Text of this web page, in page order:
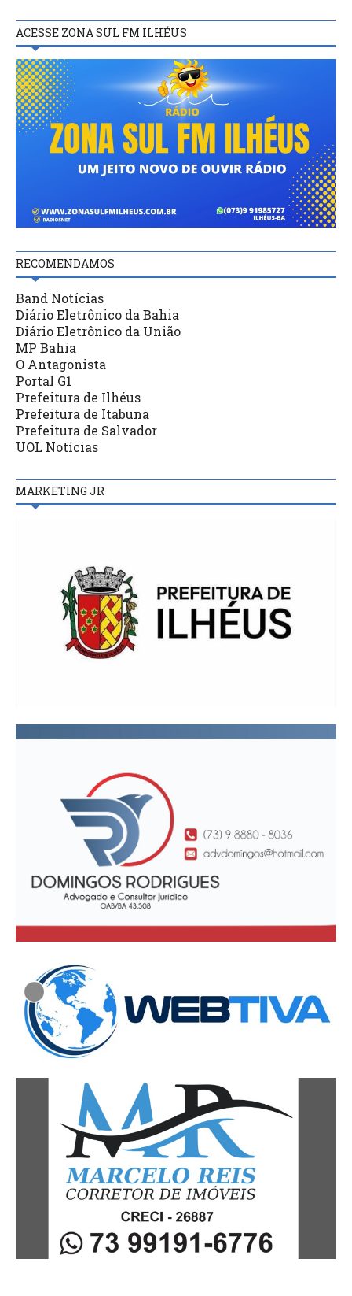
ACESSE ZONA SUL FM ILHÉUS
RECOMENDAMOS
Band Notícias
Diário Eletrônico da Bahia
Diário Eletrônico da União
MP Bahia
O Antagonista
Portal G1
Prefeitura de Ilhéus
Prefeitura de Itabuna
Prefeitura de Salvador
UOL Notícias
MARKETING JR